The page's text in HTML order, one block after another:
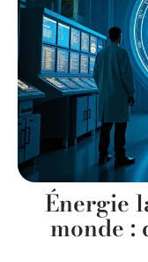
Énergie
monde :